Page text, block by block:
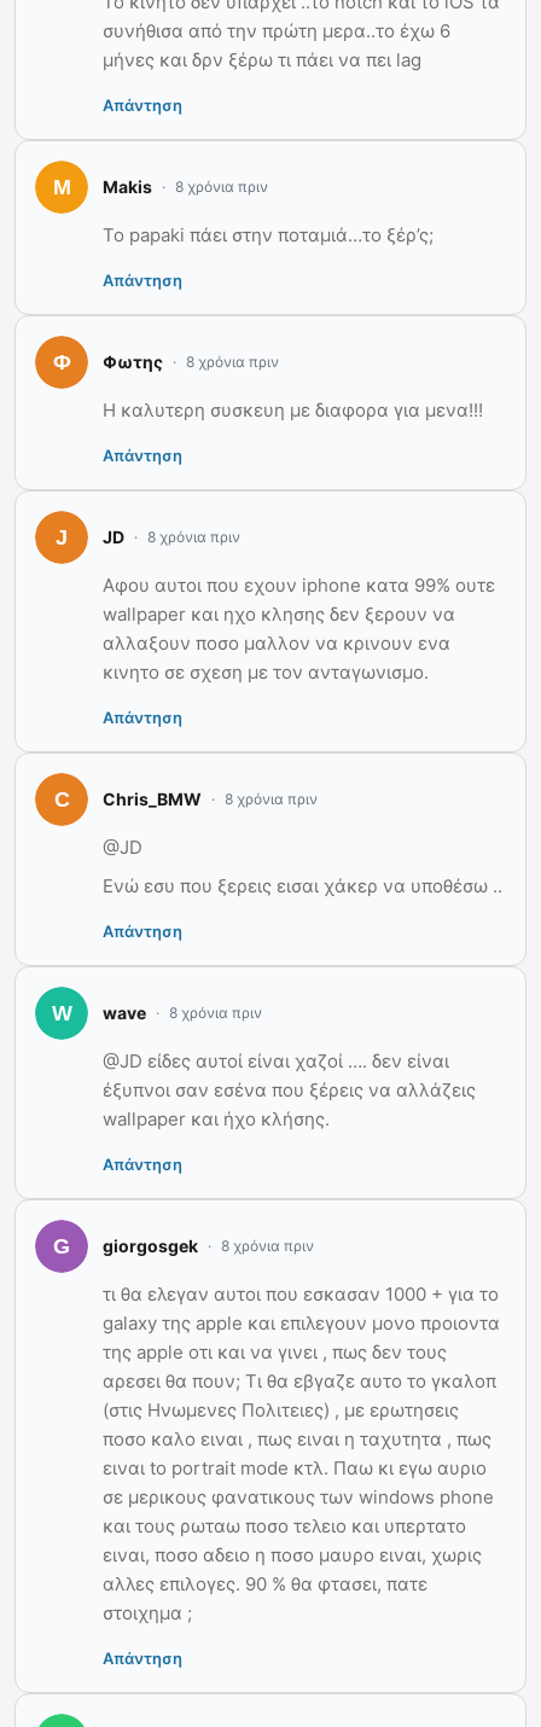
συνήθισα από την πρώτη μερα..το έχω 6
μήνες και δρν ξέρω τι πάει να πει lag
Απάντηση
Makis 8 χρόνια πριν
Το papaki πάει στην ποταμιά…το ξέρ’ς;
Απάντηση
Φωτης 8 χρόνια πριν
Η καλυτερη συσκευη με διαφορα για μενα!!!
Απάντηση
JD 8 χρόνια πριν
Αφου αυτοι που εχουν iphone κατα 99% ουτε
wallpaper και ηχο κλησης δεν ξερουν να
αλλαξουν ποσο μαλλον να κρινουν ενα
κινητο σε σχεση με τον ανταγωνισμο.
Απάντηση
Chris_BMW 8 χρόνια πριν
@JD
Ενώ εσυ που ξερεις εισαι χάκερ να υποθέσω ..
Απάντηση
wave 8 χρόνια πριν
@JD είδες αυτοί είναι χαζοί …. δεν είναι
έξυπνοι σαν εσένα που ξέρεις να αλλάζεις
wallpaper και ήχο κλήσης.
Απάντηση
giorgosgek 8 χρόνια πριν
τι θα ελεγαν αυτοι που εσκασαν 1000 + για το
galaxy της apple και επιλεγουν μονο προιοντα
της apple οτι και να γινει , πως δεν τους
αρεσει θα πουν; Tι θα εβγαζε αυτο το γκαλοπ
(στις Ηνωμενες Πολιτειες) , με ερωτησεις
ποσο καλο ειναι , πως ειναι η ταχυτητα , πως
ειναι to portrait mode κτλ. Παω κι εγω αυριο
σε μερικους φανατικους των windows phone
και τους ρωταω ποσο τελειο και υπερτατο
ειναι, ποσο αδειο η ποσο μαυρο ειναι, χωρις
αλλες επιλογες. 90 % θα φτασει, πατε
στοιχημα ;
Απάντηση